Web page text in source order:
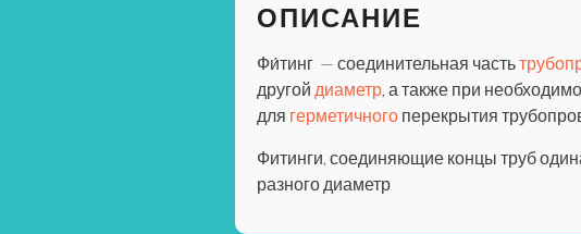
ОПИСАНИЕ
Фи́тинг — соединительная часть
другой диаметр, а также при
для герметичного перекрытия
Фитинги, соединяющие концы труб
разного диаметр